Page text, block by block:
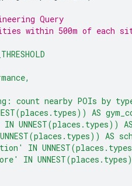
Query
within 500m of each
count nearby POIs by
AS
UNNEST(places.types))
AS
IN
IN